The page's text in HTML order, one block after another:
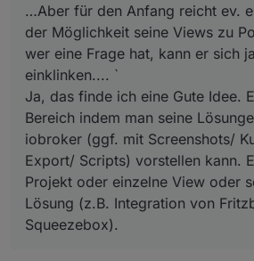
…Aber für den Anfang reicht ev.
der Möglichkeit seine Views zu
wer eine Frage hat, kann er sich
einklinken.... `
Ja, das finde ich eine Gute Idee.
Bereich indem man seine
iobroker (ggf. mit Screenshots/
Export/ Scripts) vorstellen kann.
Projekt oder einzelne View oder
Lösung (z.B. Integration von
Squeezebox).